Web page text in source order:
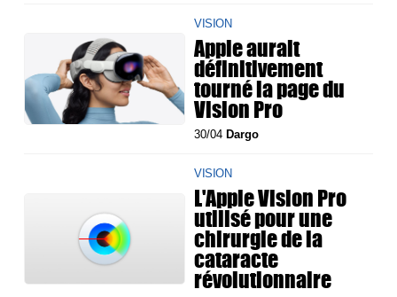
VISION
Apple aurait
définitivement
tourné la page du
Vision Pro
30/04 Dargo
VISION
L'Apple Vision Pro
utilisé pour une
chirurgie de la
cataracte
révolutionnaire